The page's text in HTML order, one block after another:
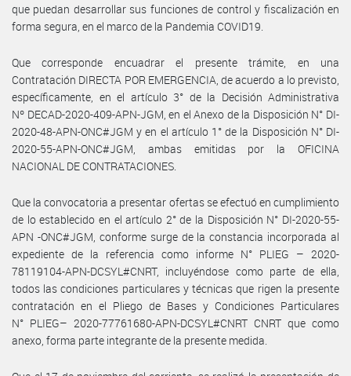
que puedan desarrollar sus funciones de control y fiscalización en
forma segura, en el marco de la Pandemia COVID19.
Que corresponde encuadrar el presente trámite, en una
Contratación DIRECTA POR EMERGENCIA, de acuerdo a lo previsto,
específicamente, en el artículo 3° de la Decisión Administrativa
Nº DECAD-2020-409-APN-JGM, en el Anexo de la Disposición N° DI-
2020-48-APN-ONC#JGM y en el artículo 1° de la Disposición N° DI-
2020-55-APN-ONC#JGM, ambas emitidas por la OFICINA
NACIONAL DE CONTRATACIONES.
Que la convocatoria a presentar ofertas se efectuó en cumplimiento
de lo establecido en el artículo 2° de la Disposición N° DI-2020-55-
APN -ONC#JGM, conforme surge de la constancia incorporada al
expediente de la referencia como informe N° PLIEG – 2020-
78119104-APN-DCSYL#CNRT, incluyéndose como parte de ella,
todos las condiciones particulares y técnicas que rigen la presente
contratación en el Pliego de Bases y Condiciones Particulares
N° PLIEG– 2020-77761680-APN-DCSYL#CNRT CNRT que como
anexo, forma parte integrante de la presente medida.